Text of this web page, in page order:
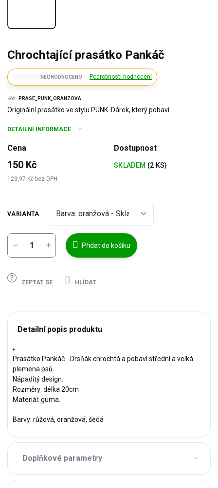
Chrochtající prasátko Pankáč
NEOHODNOCENO Podrobnosti hodnocení
Kód: PRASE_PUNK_ORANZOVA
Originální prasátko ve stylu PUNK. Dárek, který pobaví.
DETAILNÍ INFORMACE
Cena
150 Kč
123,97 Kč bez DPH
Dostupnost
SKLADEM (2 KS)
VARIANTA
Přidat do košíku
ZEPTAT SE HLÍDAT
Detailní popis produktu
Prasátko Pankáč - Drsňák chrochtá a pobaví střední a velká
plemena psů.
Nápaditý design.
Rozměry: délka 20cm
Materiál: guma.
Barvy: růžová, oranžová, šedá
Doplňkové parametry